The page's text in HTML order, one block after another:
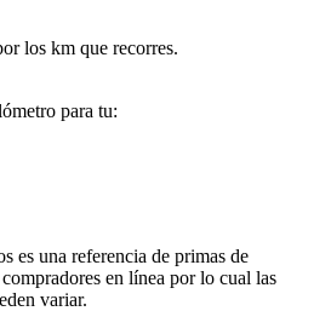
los km que recorres.
para tu:
es una referencia de primas de
en línea por lo cual las
variar.